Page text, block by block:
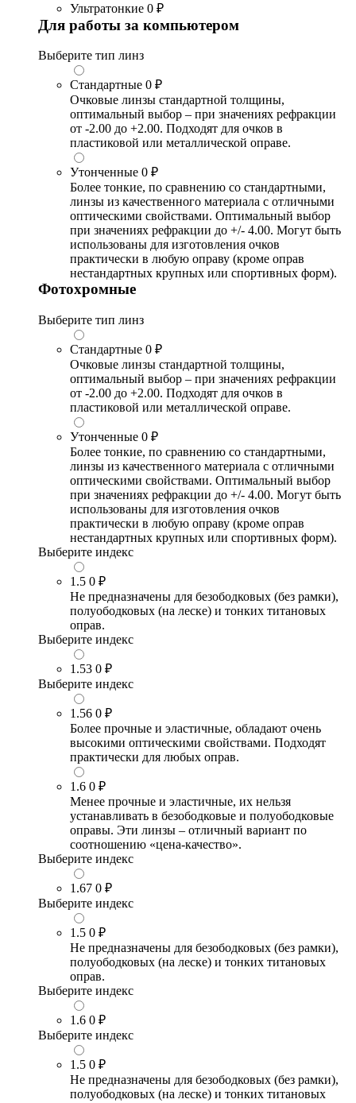
Ультратонкие 0 ₽
Для работы за компьютером
Выберите тип линз
Стандартные 0 ₽
Очковые линзы стандартной толщины,
оптимальный выбор – при значениях рефракции
от -2.00 до +2.00. Подходят для очков в
пластиковой или металлической оправе.
Утонченные 0 ₽
Более тонкие, по сравнению со стандартными,
линзы из качественного материала с отличными
оптическими свойствами. Оптимальный выбор
при значениях рефракции до +/- 4.00. Могут быть
использованы для изготовления очков
практически в любую оправу (кроме оправ
нестандартных крупных или спортивных форм).
Фотохромные
Выберите тип линз
Стандартные 0 ₽
Очковые линзы стандартной толщины,
оптимальный выбор – при значениях рефракции
от -2.00 до +2.00. Подходят для очков в
пластиковой или металлической оправе.
Утонченные 0 ₽
Более тонкие, по сравнению со стандартными,
линзы из качественного материала с отличными
оптическими свойствами. Оптимальный выбор
при значениях рефракции до +/- 4.00. Могут быть
использованы для изготовления очков
практически в любую оправу (кроме оправ
нестандартных крупных или спортивных форм).
Выберите индекс
1.5 0 ₽
Не предназначены для безободковых (без рамки),
полуободковых (на леске) и тонких титановых
оправ.
Выберите индекс
1.53 0 ₽
Выберите индекс
1.56 0 ₽
Более прочные и эластичные, обладают очень
высокими оптическими свойствами. Подходят
практически для любых оправ.
1.6 0 ₽
Менее прочные и эластичные, их нельзя
устанавливать в безободковые и полуободковые
оправы. Эти линзы – отличный вариант по
соотношению «цена-качество».
Выберите индекс
1.67 0 ₽
Выберите индекс
1.5 0 ₽
Не предназначены для безободковых (без рамки),
полуободковых (на леске) и тонких титановых
оправ.
Выберите индекс
1.6 0 ₽
Выберите индекс
1.5 0 ₽
Не предназначены для безободковых (без рамки),
полуободковых (на леске) и тонких титановых